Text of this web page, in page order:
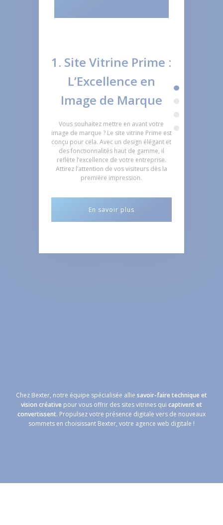
1. Site Vitrine Prime :
L’Excellence en
Image de Marque
Vous souhaitez mettre en avant votre
image de marque ? Le site vitrine Prime est
conçu pour cela. Avec un design élégant et
des fonctionnalités haut de gamme, il
reflète l’excellence de votre entreprise.
Attirez l’attention de vos visiteurs dès la
première impression.
En savoir plus
Chez Bexter, notre équipe spécialisée allie savoir-faire technique et
vision créative pour vous offrir des sites vitrines qui captivent et
convertissent. Propulsez votre présence digitale vers de nouveaux
sommets en choisissant Bexter, votre agence web digitale !